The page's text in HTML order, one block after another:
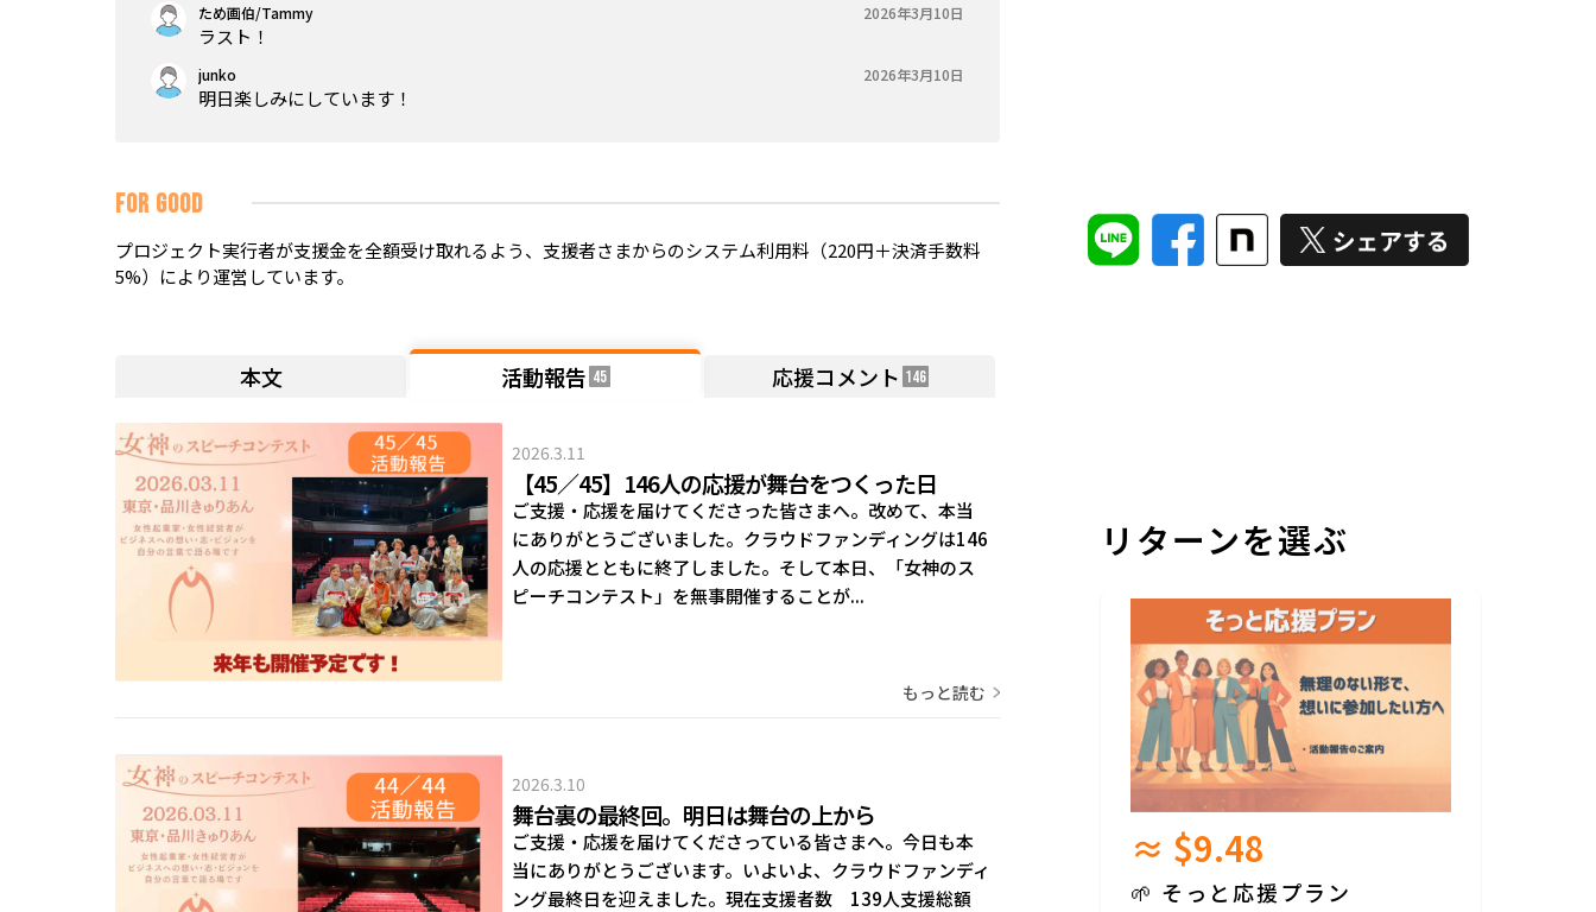
ため画伯/Tammy 2026年3月10日
ラスト！
junko 2026年3月10日
明日楽しみにしています！
FOR GOOD
プロジェクト実行者が支援金を全額受け取れるよう、支援者さまからのシステム利用料（220円＋決済手数料
5%）により運営しています。
本文 活動報告 45 応援コメント 146
2026.3.11
【45／45】146人の応援が舞台をつくった日
ご支援・応援を届けてくださった皆さまへ。改めて、本当
にありがとうございました。クラウドファンディングは146
人の応援とともに終了しました。そして本日、「女神のス
ピーチコンテスト」を無事開催することが...
もっと読む
2026.3.10
舞台裏の最終回。明日は舞台の上から
ご支援・応援を届けてくださっている皆さまへ。今日も本
当にありがとうございます。いよいよ、クラウドファンディ
ング最終日を迎えました。現在支援者数 139人支援総額
リターンを選ぶ
≈ $9.48
🌱 そっと応援プラン